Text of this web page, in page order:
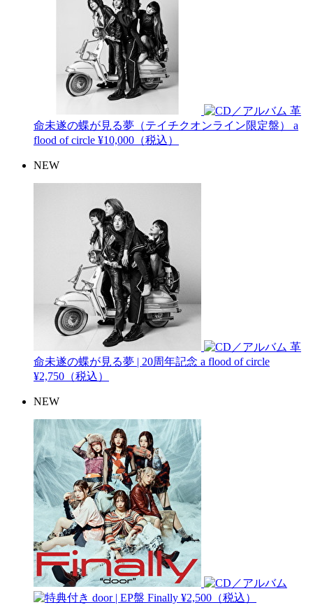
革
命未遂の蝶が見る夢（テイチクオンライン限定盤） a
flood of circle ¥10,000（税込）
NEW
革
命未遂の蝶が見る夢 | 20周年記念 a flood of circle
¥2,750（税込）
NEW
door | EP盤 Finally ¥2,500（税込）